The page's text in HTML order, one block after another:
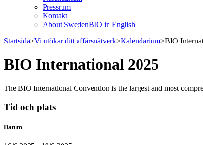
Pressrum
Kontakt
About SwedenBIO in English
Startsida>Vi utökar ditt affärsnätverk>Kalendarium>BIO
BIO International 2025
The BIO International Convention is the largest and most
Tid och plats
Datum